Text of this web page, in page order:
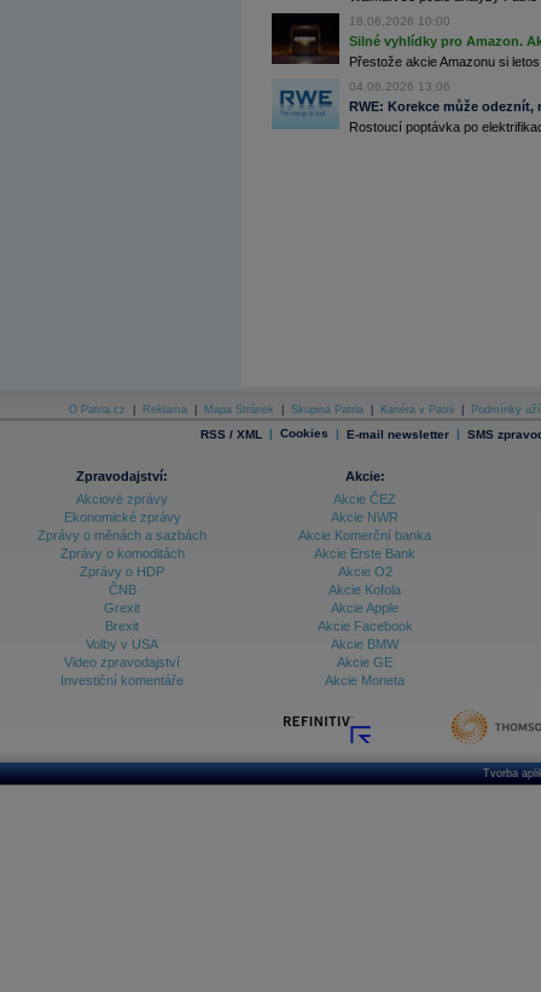
DATA EXPORT
Databanka - Akcie
Databanka - Ekonomický růst
Databanka - Indexy
Databanka - Měnové kurzy
Databanka - Trh práce
Databanka - Úrokové sazby
Databanka - Veřejné rozpočty
Databanka akcie - Svět
18.06.2026 10:00
Silné vyhlídky pro Amazon.
Přestože akcie Amazonu si
04.06.2026 13:06
RWE: Korekce může
Rostoucí poptávka po
O Patria.cz Reklama Mapa Stránek Skupina Patria Kariéra v Patrii Podmínky
RSS / XML | Cookies | E-mail newsletter | SMS
Zpravodajství:
Akciové zprávy
Ekonomické zprávy
Zprávy o měnách a sazbách
Zprávy o komoditách
Zprávy o HDP
ČNB
Grexit
Brexit
Volby v USA
Video zpravodajství
Investiční komentáře
Akcie:
Akcie ČEZ
Akcie NWR
Akcie Komerční banka
Akcie Erste Bank
Akcie O2
Akcie Kofola
Akcie Apple
Akcie Facebook
Akcie BMW
Akcie GE
Akcie Moneta
Tvorba